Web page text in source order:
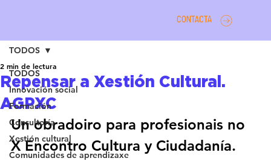
CONTACTA
TODOS
Innovación social
Formación
Consultoría
Xestión cultural
Comunidades de aprendizaxe
TODOS
Repensar a Xestión Cultural.
AGPXC
2 min de lectura
Un obradoiro para profesionais no
X Encontro Cultura y Ciudadanía.